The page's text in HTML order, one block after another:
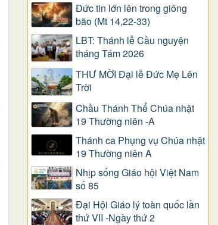
Đức tin lớn lên trong giông
bão (Mt 14,22-33)
LBT: Thánh lễ Cầu nguyện
tháng Tám 2026
THƯ MỜI Đại lễ Đức Mẹ Lên
Trời
Chầu Thánh Thể Chúa nhật
19 Thường niên -A
Thánh ca Phụng vụ Chúa nhật
19 Thường niên A
Nhịp sống Giáo hội Việt Nam
số 85
Đại Hội Giáo lý toàn quốc lần
thứ VII -Ngày thứ 2